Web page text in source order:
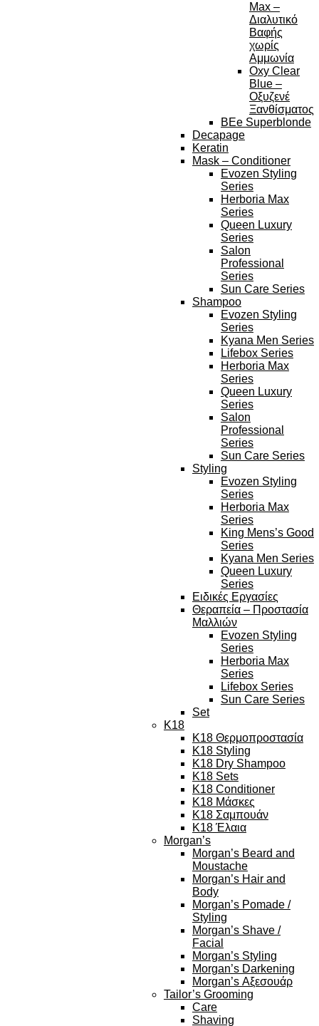
Max –
Διαλυτικό
Βαφής
χωρίς
Αμμωνία
Oxy Clear
Blue –
Οξυζενέ
Ξανθίσματος
BEe Superblonde
Decapage
Keratin
Mask – Conditioner
Evozen Styling
Series
Herboria Max
Series
Queen Luxury
Series
Salon
Professional
Series
Sun Care Series
Shampoo
Evozen Styling
Series
Kyana Men Series
Lifebox Series
Herboria Max
Series
Queen Luxury
Series
Salon
Professional
Series
Sun Care Series
Styling
Evozen Styling
Series
Herboria Max
Series
King Mens’s Good
Series
Kyana Men Series
Queen Luxury
Series
Ειδικές Εργασίες
Θεραπεία – Προστασία
Μαλλιών
Evozen Styling
Series
Herboria Max
Series
Lifebox Series
Sun Care Series
Set
K18
K18 Θερμοπροστασία
K18 Styling
K18 Dry Shampoo
K18 Sets
K18 Conditioner
K18 Μάσκες
K18 Σαμπουάν
K18 Έλαια
Morgan’s
Morgan’s Beard and
Moustache
Morgan’s Hair and
Body
Morgan’s Pomade /
Styling
Morgan’s Shave /
Facial
Morgan’s Styling
Morgan’s Darkening
Morgan’s Αξεσουάρ
Tailor’s Grooming
Care
Shaving